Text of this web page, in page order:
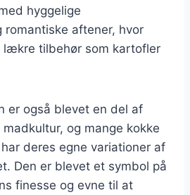
hyggelige
romantiske aftener, hvor
lækre tilbehør som kartofler
er også blevet en del af
og mange kokke
deres egne variationer af
Den er blevet et symbol på
finesse og evne til at